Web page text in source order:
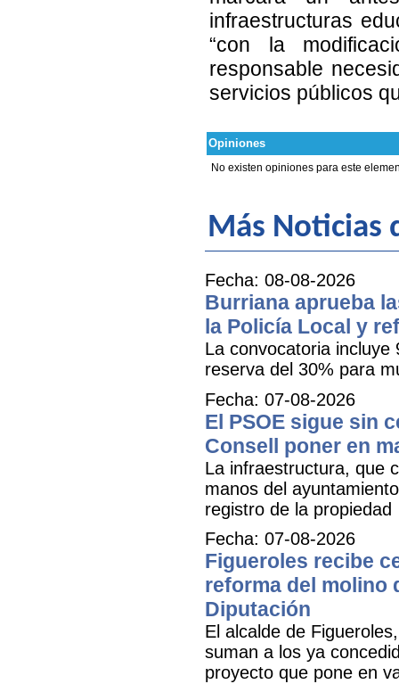
infraestructuras
“con la
responsable
servicios públicos
Opiniones
No existen opiniones para este
Más Noticias
Fecha: 08-08-2026
Burriana aprueba
la Policía Local y
La convocatoria
reserva del 30% para
Fecha: 07-08-2026
El PSOE sigue sin
Consell poner en
La infraestructura, que
manos del
registro de la propiedad
Fecha: 07-08-2026
Figueroles recibe
reforma del molino
Diputación
El alcalde de
suman a los ya
proyecto que pone en